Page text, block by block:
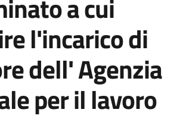
a cui
l'incarico di
dell' Agenzia
per il lavoro